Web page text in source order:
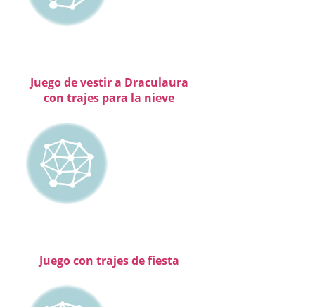
Juego de vestir a Draculaura
con trajes para la nieve
Juego con trajes de fiesta